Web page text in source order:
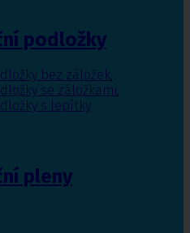
podložky
bez záložek,
se záložkami,
s lepítky
pleny